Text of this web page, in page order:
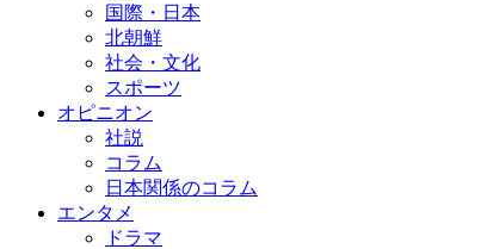
国際・日本
北朝鮮
社会・文化
スポーツ
オピニオン
社説
コラム
日本関係のコラム
エンタメ
ドラマ